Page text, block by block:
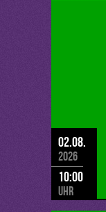
02.08.
2026
10:00
Uhr